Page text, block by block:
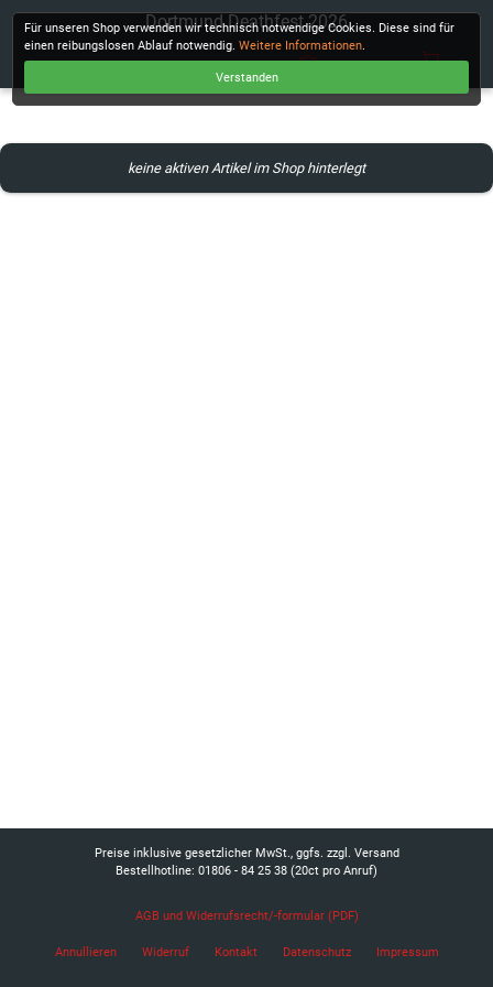
Dortmund Deathfest 2026
keine aktiven Artikel im Shop hinterlegt
Für unseren Shop verwenden wir technisch notwendige Cookies. Diese sind für
einen reibungslosen Ablauf notwendig.Weitere Informationen.
Verstanden
Preise inklusive gesetzlicher MwSt., ggfs. zzgl. Versand
Bestellhotline: 01806 - 84 25 38 (20ct pro Anruf)
AGB und Widerrufsrecht/-formular (PDF)
Annullieren Widerruf Kontakt Datenschutz Impressum